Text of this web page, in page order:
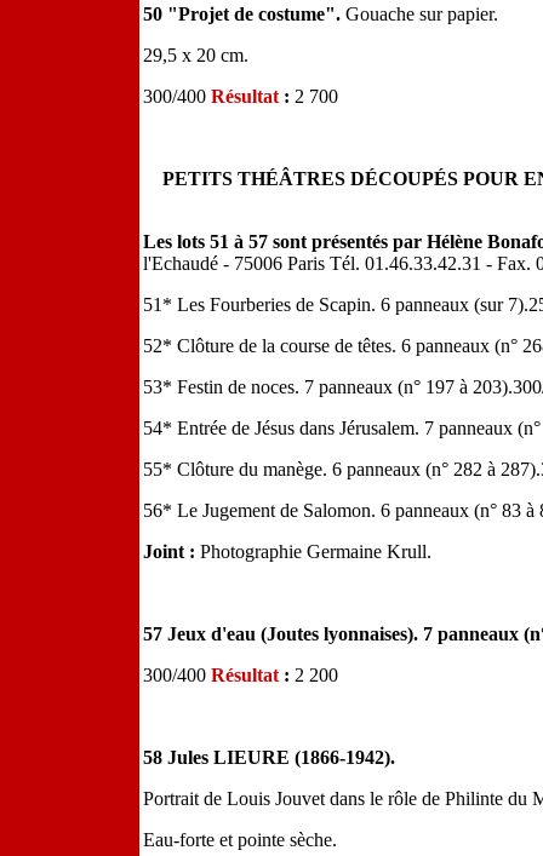
50 "Projet de costume". Gouache sur papier.
29,5 x 20 cm.
300/400 Résultat : 2 700
PETITS THÉÂTRES DÉCOUPÉS POUR
Les lots 51 à 57 sont présentés par Hélène
l'Echaudé - 75006 Paris Tél. 01.46.33.42.31 - Fax.
51* Les Fourberies de Scapin. 6 panneaux (sur
52* Clôture de la course de têtes. 6 panneaux (n°
53* Festin de noces. 7 panneaux (n° 197 à
54* Entrée de Jésus dans Jérusalem. 7 panneaux
55* Clôture du manège. 6 panneaux (n° 282 à
56* Le Jugement de Salomon. 6 panneaux (n° 83
Joint : Photographie Germaine Krull.
57 Jeux d'eau (Joutes lyonnaises). 7 panneaux
300/400 Résultat : 2 200
58 Jules LIEURE (1866-1942).
Portrait de Louis Jouvet dans le rôle de Philinte du
Eau-forte et pointe sèche.